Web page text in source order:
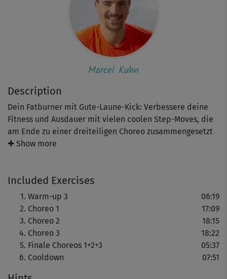
Description
Dein Fatburner mit Gute-Laune-Kick: Verbessere deine
Fitness und Ausdauer mit vielen coolen Step-Moves, die
am Ende zu einer dreiteiligen Choreo zusammengesetzt
werden. Das bringt deine Pfunde zum Purzeln und deine
Los geht’s natürlich mit einem Warm-up, das deine
Muskulatur aufwärmt und deinen Kreislauf ankurbelt.
Dann folgen die drei Step-Module von Marcel Kuhn und
seiner Co-Presenterin Nicole Hofrichter, die du zum
Lernen auch einzeln in unserem Online Fitness-Studio
findest.
✚ Show more
Included Exercises
Warm-up 3
06:19
Choreo 1
17:09
Choreo 2
18:15
Choreo 3
18:22
Finale Choreos 1+2+3
05:37
Cooldown
07:51
Marcel Kuhn